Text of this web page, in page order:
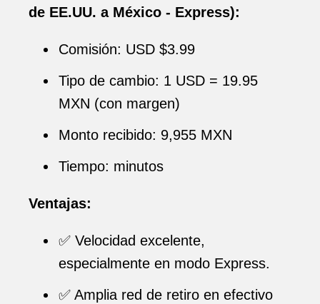
de EE.UU. a México - Express):
Comisión: USD $3.99
Tipo de cambio: 1 USD = 19.95
MXN (con margen)
Monto recibido: 9,955 MXN
Tiempo: minutos
Ventajas:
✅ Velocidad excelente,
especialmente en modo Express.
✅ Amplia red de retiro en efectivo